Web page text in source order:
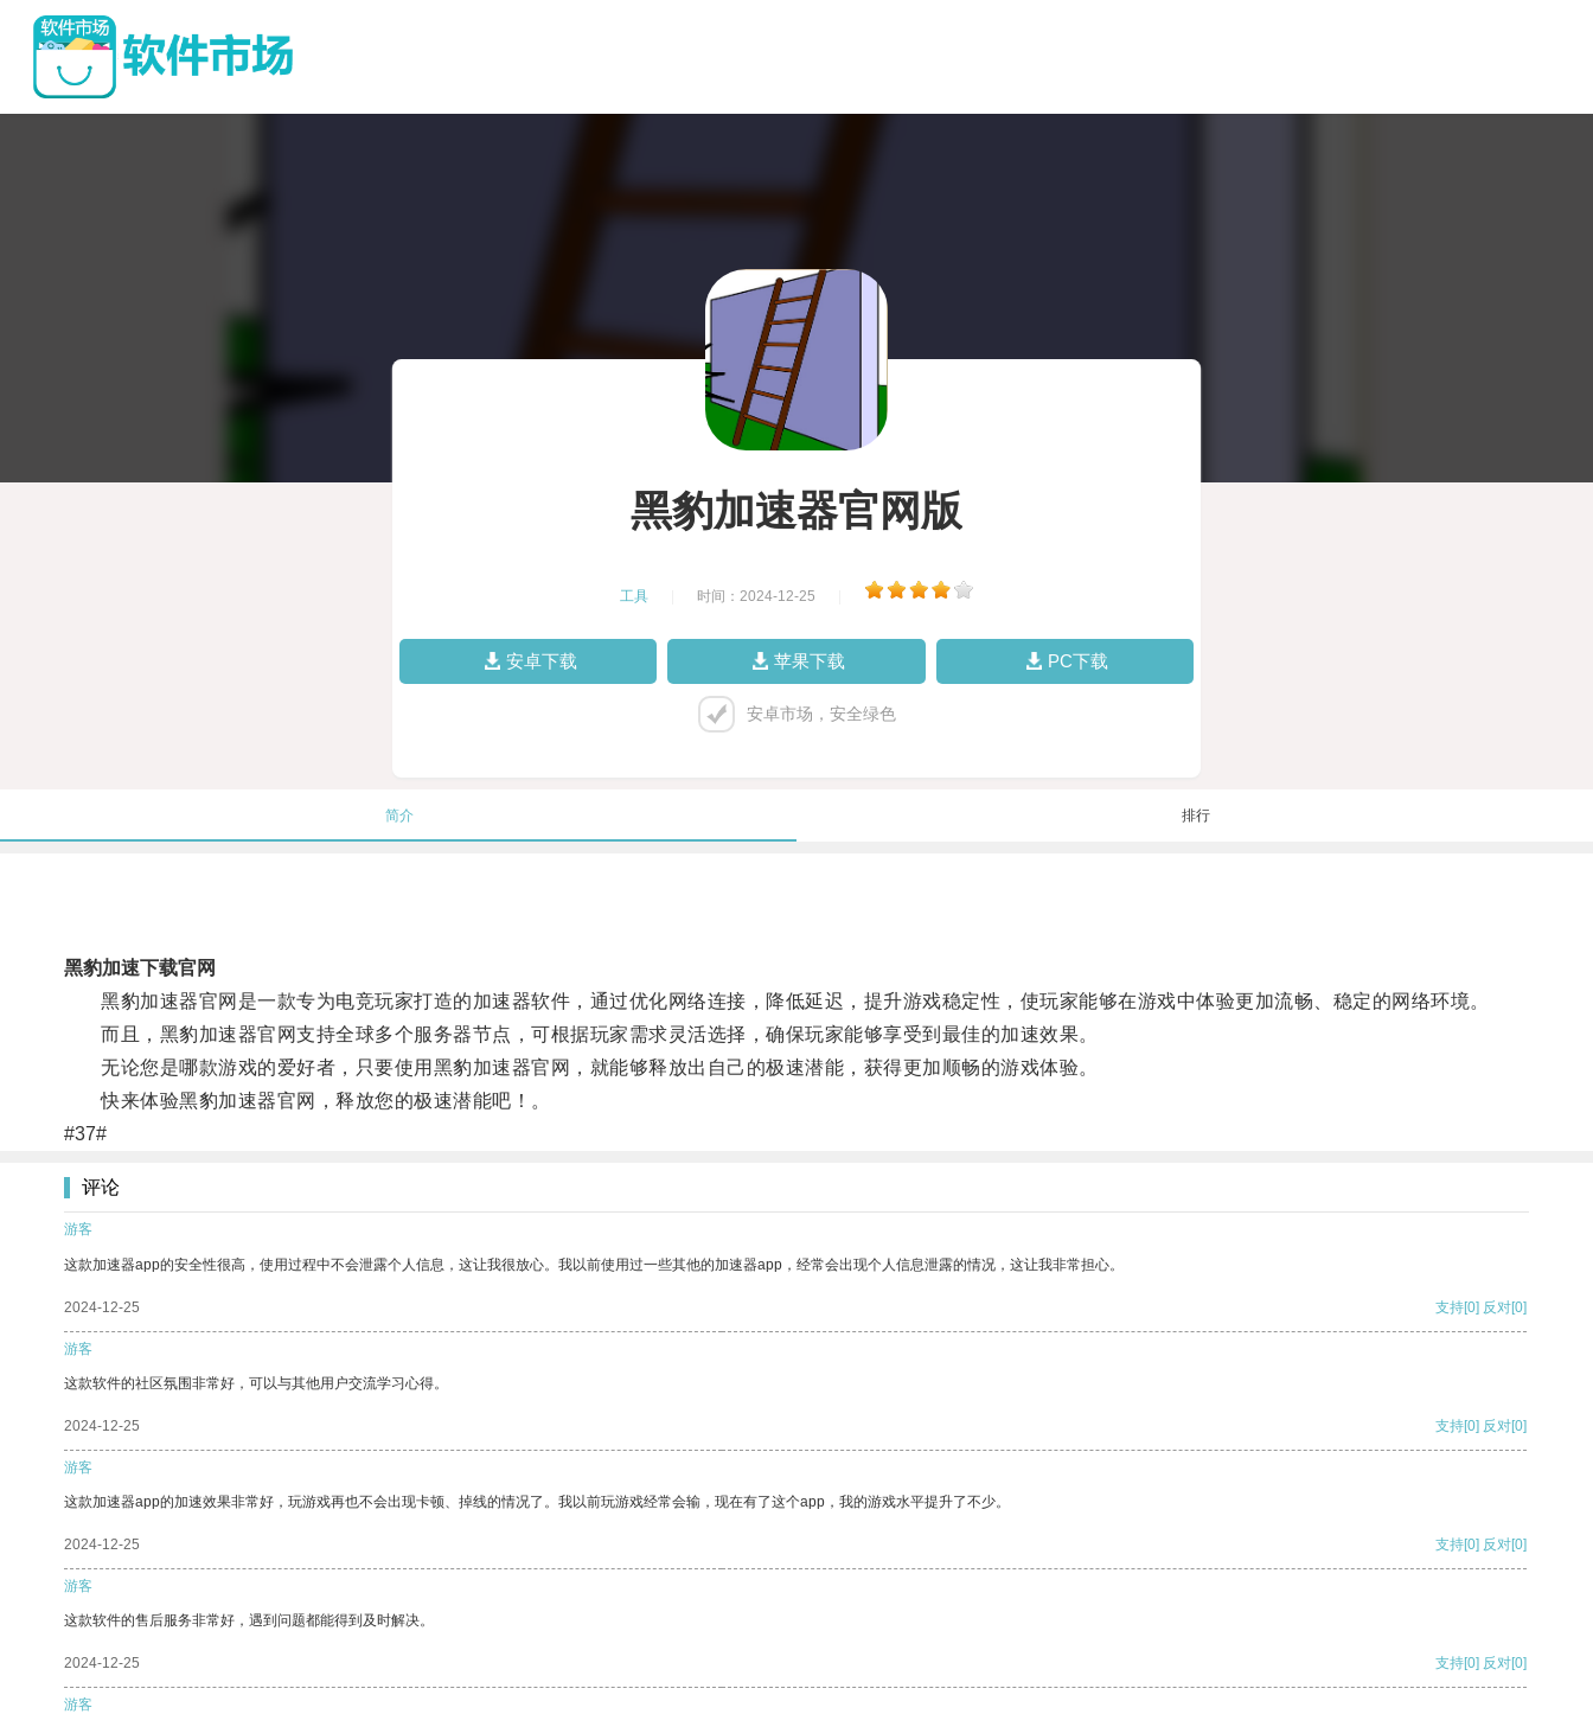
黑豹加速器官网版
工具 时间：2024-12-25
安卓下载 苹果下载 PC下载
安卓市场，安全绿色
简介 排行
黑豹加速下载官网
黑豹加速器官网是一款专为电竞玩家打造的加速器软件，通过优化网络连接，降低延迟，提升游戏稳定性，使玩家能够在游戏中体验更加流畅、稳定的网络环境。
而且，黑豹加速器官网支持全球多个服务器节点，可根据玩家需求灵活选择，确保玩家能够享受到最佳的加速效果。
无论您是哪款游戏的爱好者，只要使用黑豹加速器官网，就能够释放出自己的极速潜能，获得更加顺畅的游戏体验。
快来体验黑豹加速器官网，释放您的极速潜能吧！。
#37#
评论
游客
这款加速器app的安全性很高，使用过程中不会泄露个人信息，这让我很放心。我以前使用过一些其他的加速器app，经常会出现个人信息泄露的情况，这让我非常担心。
2024-12-25 支持[0] 反对[0]
游客
这款软件的社区氛围非常好，可以与其他用户交流学习心得。
2024-12-25 支持[0] 反对[0]
游客
这款加速器app的加速效果非常好，玩游戏再也不会出现卡顿、掉线的情况了。我以前玩游戏经常会输，现在有了这个app，我的游戏水平提升了不少。
2024-12-25 支持[0] 反对[0]
游客
这款软件的售后服务非常好，遇到问题都能得到及时解决。
2024-12-25 支持[0] 反对[0]
游客